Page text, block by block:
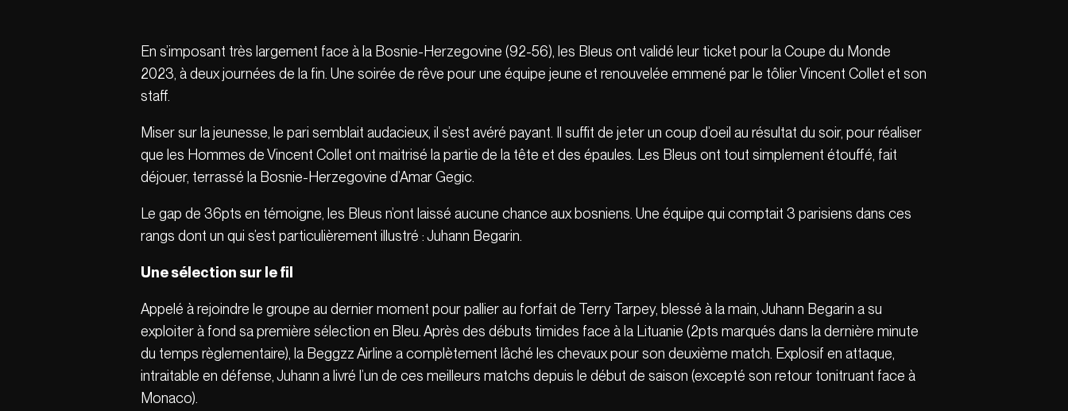
En s’imposant très largement face à la Bosnie-Herzegovine (92-56), les Bleus ont validé leur ticket pour la Coupe du Monde
2023, à deux journées de la fin. Une soirée de rêve pour une équipe jeune et renouvelée emmené par le tôlier Vincent Collet et son
staff.
Miser sur la jeunesse, le pari semblait audacieux, il s’est avéré payant. Il suffit de jeter un coup d’oeil au résultat du soir, pour réaliser
que les Hommes de Vincent Collet ont maitrisé la partie de la tête et des épaules. Les Bleus ont tout simplement étouffé, fait
déjouer, terrassé la Bosnie-Herzegovine d’Amar Gegic.
Le gap de 36pts en témoigne, les Bleus n’ont laissé aucune chance aux bosniens. Une équipe qui comptait 3 parisiens dans ces
rangs dont un qui s’est particulièrement illustré : Juhann Begarin.
Une sélection sur le fil
Appelé à rejoindre le groupe au dernier moment pour pallier au forfait de Terry Tarpey, blessé à la main, Juhann Begarin a su
exploiter à fond sa première sélection en Bleu. Après des débuts timides face à la Lituanie (2pts marqués dans la dernière minute
du temps règlementaire), la Beggzz Airline a complètement lâché les chevaux pour son deuxième match. Explosif en attaque,
intraitable en défense, Juhann a livré l’un de ces meilleurs matchs depuis le début de saison (excepté son retour tonitruant face à
Monaco).